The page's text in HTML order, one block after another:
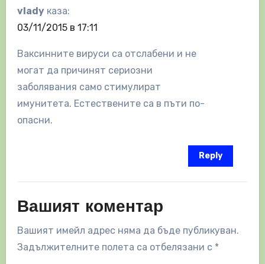
vlady каза:
03/11/2015 в 17:11
Ваксинните вируси са отслабени и не
могат да причинят сериозни
заболявания само стимулират
имунитета. Естествените са в пъти по-
опасни.
Reply
Вашият коментар
Вашият имейл адрес няма да бъде публикуван.
Задължителните полета са отбелязани с *